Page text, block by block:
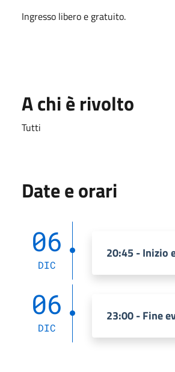
Ingresso libero e gratuito.
A chi è rivolto
Tutti
Date e orari
06
DIC
20:45 - Inizio
06
DIC
23:00 - Fine